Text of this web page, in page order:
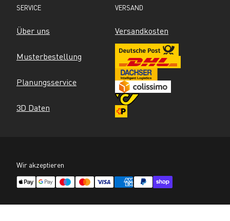
SERVICE
Über uns
Musterbestellung
Planungsservice
3D Daten
VERSAND
Versandkosten
Wir akzeptieren